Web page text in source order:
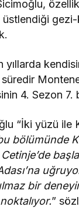
gezi-
yıllarda
4. Sezon
“İki yüzü ile
bölümünde
bir
”